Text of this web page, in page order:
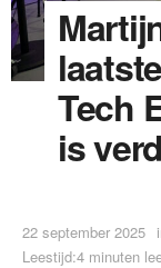
Tech
is
22 september 2025
Leestijd:4 minuten